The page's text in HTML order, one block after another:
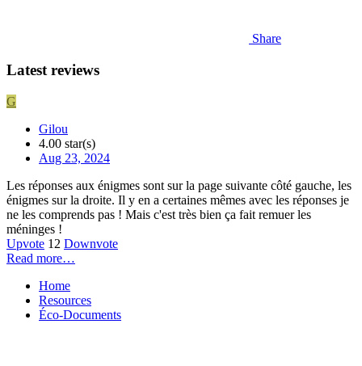
Share
Latest reviews
G
Gilou
4.00 star(s)
Aug 23, 2024
Les réponses aux énigmes sont sur la page suivante côté gauche, les
énigmes sur la droite. Il y en a certaines mêmes avec les réponses je
ne les comprends pas ! Mais c'est très bien ça fait remuer les
méninges !
Upvote 12 Downvote
Read more…
Home
Resources
Éco-Documents